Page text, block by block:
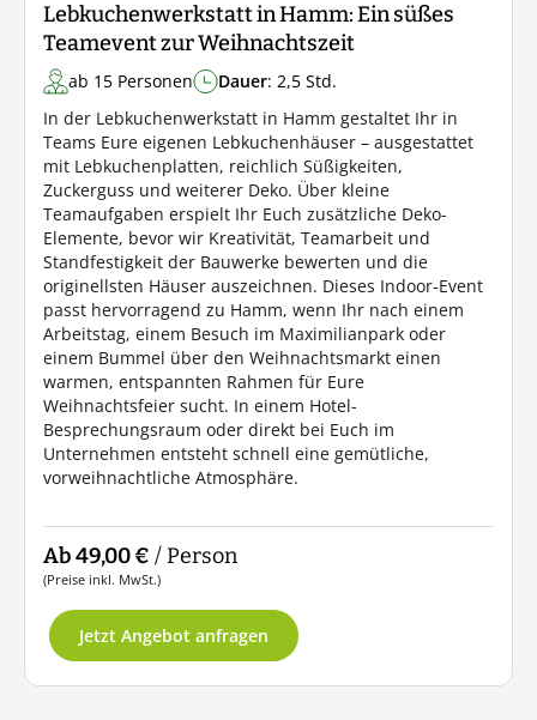
Lebkuchenwerkstatt in Hamm: Ein süßes
Teamevent zur Weihnachtszeit
ab 15 Personen Dauer: 2,5 Std.
In der Lebkuchenwerkstatt in Hamm gestaltet Ihr in
Teams Eure eigenen Lebkuchenhäuser – ausgestattet
mit Lebkuchenplatten, reichlich Süßigkeiten,
Zuckerguss und weiterer Deko. Über kleine
Teamaufgaben erspielt Ihr Euch zusätzliche Deko-
Elemente, bevor wir Kreativität, Teamarbeit und
Standfestigkeit der Bauwerke bewerten und die
originellsten Häuser auszeichnen. Dieses Indoor-Event
passt hervorragend zu Hamm, wenn Ihr nach einem
Arbeitstag, einem Besuch im Maximilianpark oder
einem Bummel über den Weihnachtsmarkt einen
warmen, entspannten Rahmen für Eure
Weihnachtsfeier sucht. In einem Hotel-
Besprechungsraum oder direkt bei Euch im
Unternehmen entsteht schnell eine gemütliche,
vorweihnachtliche Atmosphäre.
Ab 49,00 € / Person
(Preise inkl. MwSt.)
Jetzt Angebot anfragen